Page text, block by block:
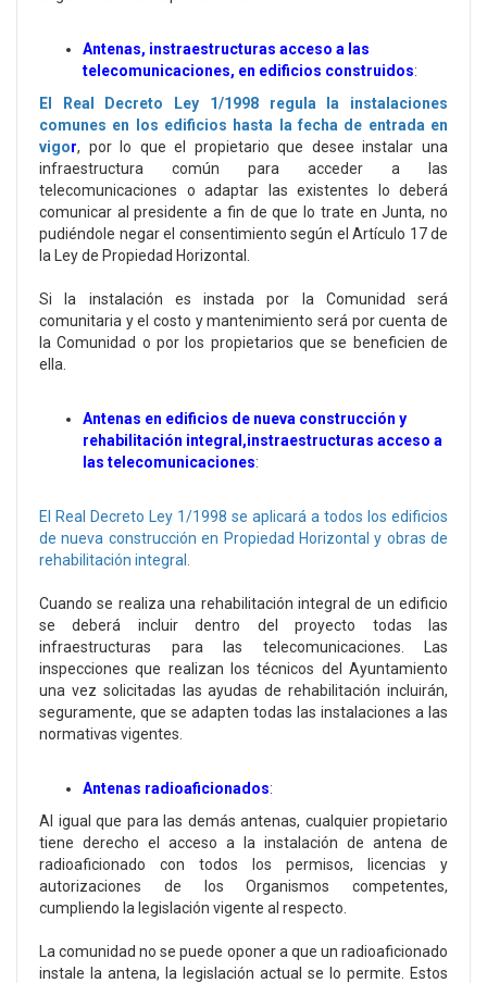
Antenas, instraestructuras acceso a las
telecomunicaciones, en edificios construidos:
El Real Decreto Ley 1/1998 regula la instalaciones
comunes en los edificios hasta la fecha de entrada en
vigor, por lo que el propietario que desee instalar una
infraestructura común para acceder a las
telecomunicaciones o adaptar las existentes lo deberá
comunicar al presidente a fin de que lo trate en Junta, no
pudiéndole negar el consentimiento según el Artículo 17 de
la Ley de Propiedad Horizontal.
Si la instalación es instada por la Comunidad será
comunitaria y el costo y mantenimiento será por cuenta de
la Comunidad o por los propietarios que se beneficien de
ella.
Antenas en edificios de nueva construcción y
rehabilitación integral,instraestructuras acceso a
las telecomunicaciones:
El Real Decreto Ley 1/1998 se aplicará a todos los edificios
de nueva construcción en Propiedad Horizontal y obras de
rehabilitación integral.
Cuando se realiza una rehabilitación integral de un edificio
se deberá incluir dentro del proyecto todas las
infraestructuras para las telecomunicaciones. Las
inspecciones que realizan los técnicos del Ayuntamiento
una vez solicitadas las ayudas de rehabilitación incluirán,
seguramente, que se adapten todas las instalaciones a las
normativas vigentes.
Antenas radioaficionados:
Al igual que para las demás antenas, cualquier propietario
tiene derecho el acceso a la instalación de antena de
radioaficionado con todos los permisos, licencias y
autorizaciones de los Organismos competentes,
cumpliendo la legislación vigente al respecto.
La comunidad no se puede oponer a que un radioaficionado
instale la antena, la legislación actual se lo permite. Estos